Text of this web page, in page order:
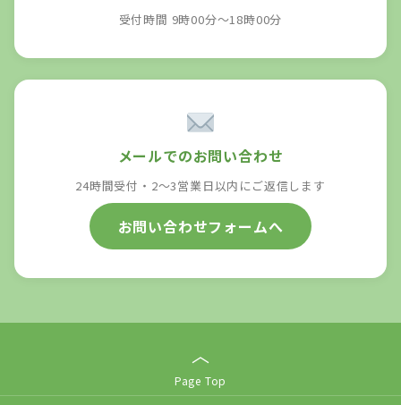
受付時間 9時00分～18時00分
メールでのお問い合わせ
24時間受付・2〜3営業日以内にご返信します
お問い合わせフォームへ
︿
Page Top